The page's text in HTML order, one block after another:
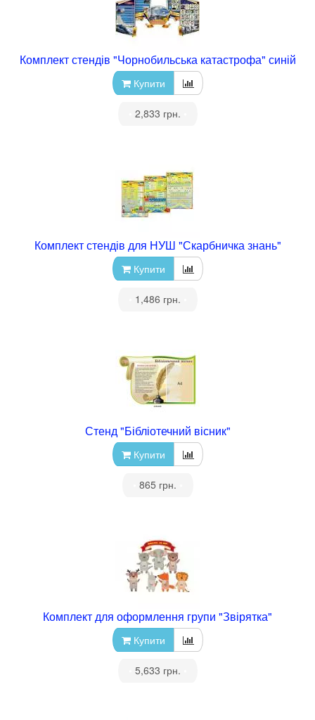
Комплект стендів "Чорнобильська катастрофа" синій
Купити
2,833 грн.
Комплект стендів для НУШ "Скарбничка знань"
Купити
1,486 грн.
Стенд "Бібліотечний вісник"
Купити
865 грн.
Комплект для оформлення групи "Звірятка"
Купити
5,633 грн.